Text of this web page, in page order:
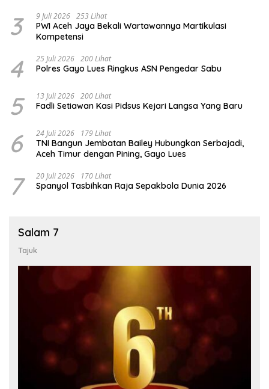
3 9 Juli 2026 253 Lihat
PWI Aceh Jaya Bekali Wartawannya Martikulasi
Kompetensi
4 25 Juli 2026 200 Lihat
Polres Gayo Lues Ringkus ASN Pengedar Sabu
5 13 Juli 2026 200 Lihat
Fadli Setiawan Kasi Pidsus Kejari Langsa Yang Baru
6 24 Juli 2026 179 Lihat
TNI Bangun Jembatan Bailey Hubungkan Serbajadi,
Aceh Timur dengan Pining, Gayo Lues
7 20 Juli 2026 170 Lihat
Spanyol Tasbihkan Raja Sepakbola Dunia 2026
Salam 7
Tajuk